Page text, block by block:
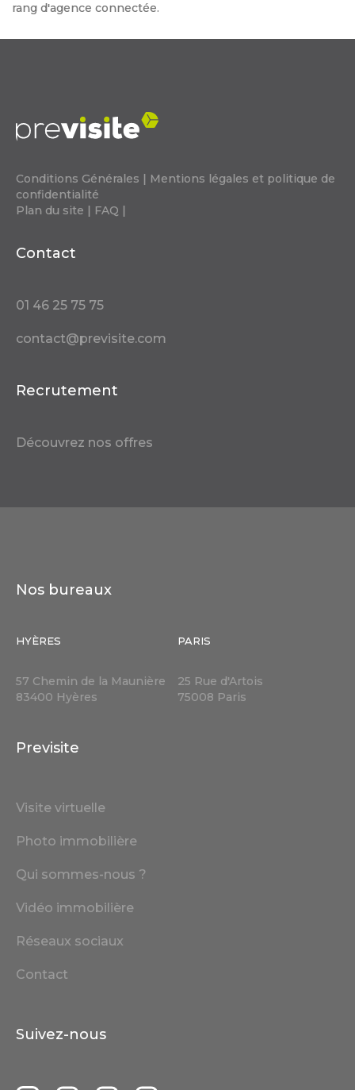
rang d'agence connectée.
Conditions Générales | Mentions légales et politique de
confidentialité
Plan du site | FAQ |
Contact
01 46 25 75 75
contact@previsite.com
Recrutement
Découvrez nos offres
Nos bureaux
HYÈRES
57 Chemin de la Maunière
83400 Hyères
PARIS
25 Rue d'Artois
75008 Paris
Previsite
Visite virtuelle
Photo immobilière
Qui sommes-nous ?
Vidéo immobilière
Réseaux sociaux
Contact
Suivez-nous